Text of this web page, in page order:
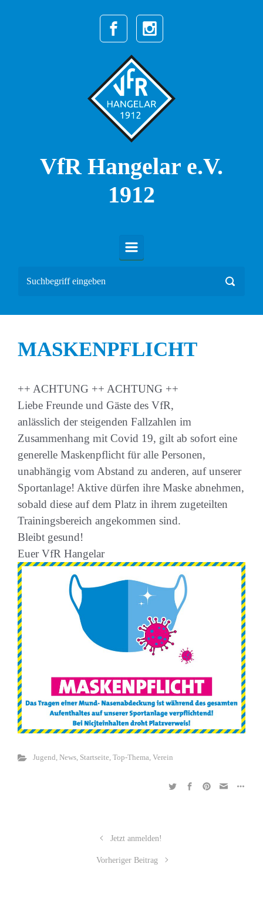
Zum Hauptinhalt springen
VfR Hangelar e.V.
1912
MASKENPFLICHT
++ ACHTUNG ++ ACHTUNG ++
Liebe Freunde und Gäste des VfR,
anlässlich der steigenden Fallzahlen im
Zusammenhang mit Covid 19, gilt ab sofort eine
generelle Maskenpflicht für alle Personen,
unabhängig vom Abstand zu anderen, auf unserer
Sportanlage! Aktive dürfen ihre Maske abnehmen,
sobald diese auf dem Platz in ihrem zugeteilten
Trainingsbereich angekommen sind.
Bleibt gesund!
Euer VfR Hangelar
Jugend , News, Startseite, Top-Thema, Verein
Jetzt anmelden!
Vorheriger Beitrag